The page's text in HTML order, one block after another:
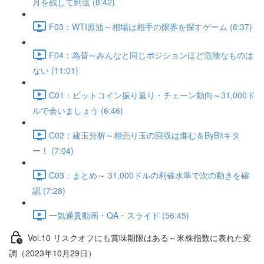
F03：WTI原油～相場は相手の限界を探すゲーム (6:37)
F04：為替～みんなと同じポジションほど危険なものは
ない (11:01)
C01：ビットコイン振り返り・チェーン動向～31,000ド
ルで会いましょう (6:46)
C02：建玉分析～相売り玉の回収は進む＆ByBitキタ
ー！ (7:04)
C03：まとめ～ 31,000ドルの利確水準で次の動きを確
認 (7:28)
一気通貫動画・QA・スライド (56:45)
Vol.10 リスクオフにも賞味期限はある～米株指数に表れた変
調（2023年10月29日）